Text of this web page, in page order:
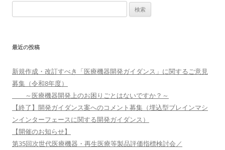
索:
最近の投稿
新規作成・改訂すべき「医療機器開発ガイダンス」に関するご意見
募集（令和8年度）
～医療機器開発上のお困りごとはないですか？～
【終了】開発ガイダンス案へのコメント募集（埋込型ブレインマシ
ンインターフェースに関する開発ガイダンス）
【開催のお知らせ】
第35回次世代医療機器・再生医療等製品評価指標検討会／